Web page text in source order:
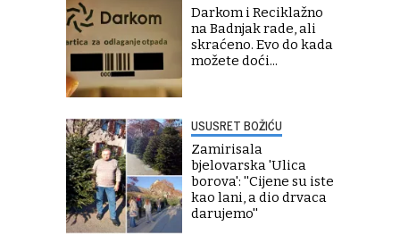
Darkom i Reciklažno
na Badnjak rade, ali
skraćeno. Evo do kada
možete doći...
USUSRET BOŽIĆU
Zamirisala
bjelovarska 'Ulica
borova': ''Cijene su iste
kao lani, a dio drvaca
darujemo''